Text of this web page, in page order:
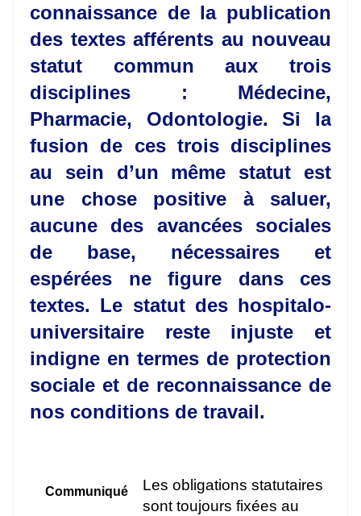
connaissance de la publication
des textes afférents au nouveau
statut commun aux trois
disciplines : Médecine,
Pharmacie, Odontologie. Si la
fusion de ces trois disciplines
au sein d’un même statut est
une chose positive à saluer,
aucune des avancées sociales
de base, nécessaires et
espérées ne figure dans ces
textes. Le statut des hospitalo-
universitaire reste injuste et
indigne en termes de protection
sociale et de reconnaissance de
nos conditions de travail.
Communiqué
Les obligations statutaires
sont toujours fixées au